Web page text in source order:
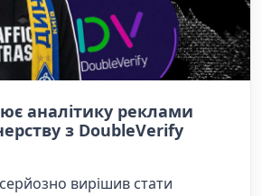
аналітику реклами
з DoubleVerify
вирішив стати